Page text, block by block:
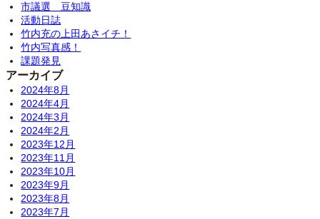
市議選 豆知識
活動日誌
竹内充の上田あさイチ！
竹内写真感！
課題発見
アーカイブ
2024年8月
2024年4月
2024年3月
2024年2月
2023年12月
2023年11月
2023年10月
2023年9月
2023年8月
2023年7月